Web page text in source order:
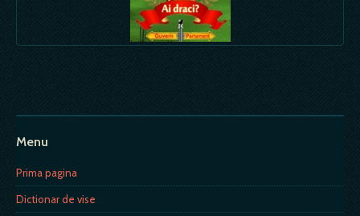
Menu
Prima pagina
Dictionar de vise